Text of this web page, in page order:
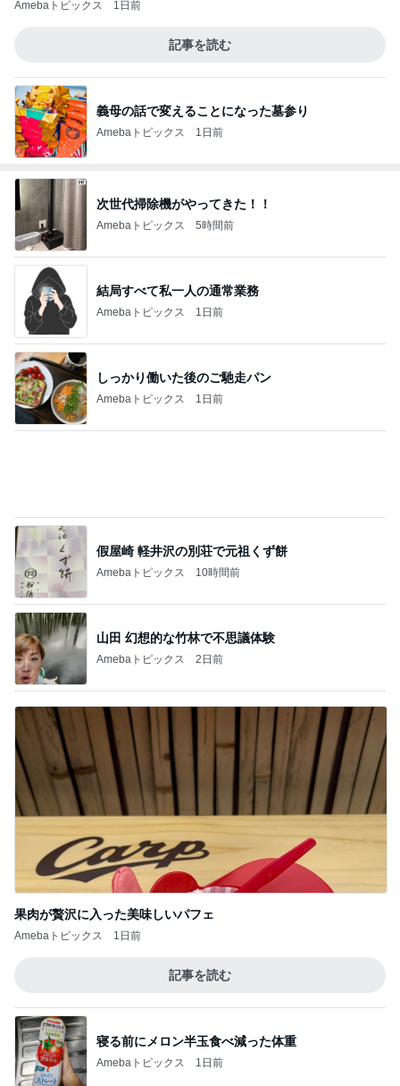
Amebaトピックス 1日前
次世代掃除機がやってきた！！
Amebaトピックス 5時間前
結局すべて私一人の通常業務
Amebaトピックス 1日前
しっかり働いた後のご馳走パン
Amebaトピックス 1日前
山田 幻想的な竹林で不思議体験
Amebaトピックス 2日前
果肉が贅沢に入った美味しいパフェ
Amebaトピックス 1日前
記事を読む
Amebaトピックス 1日前
3万安くして面倒になった打合せ
Amebaトピックス 17時間前